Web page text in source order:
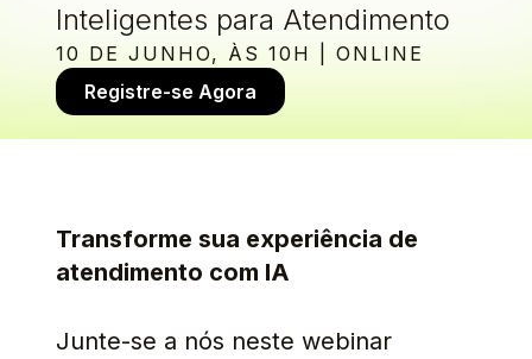
Inteligentes para Atendimento
10 DE JUNHO, ÀS 10H | ONLINE
Registre-se Agora
Transforme sua experiência de
atendimento com IA
Junte-se a nós neste webinar